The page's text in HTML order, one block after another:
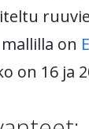
on
on 16 ja